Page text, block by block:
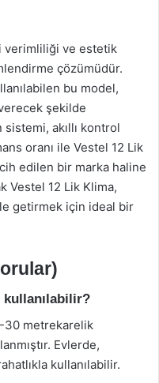
verimliliği ve estetik
çözümüdür.
bu model,
şekilde
akıllı kontrol
oranı ile Vestel 12 Lik
edilen bir marka haline
Vestel 12 Lik Klima,
getirmek için ideal bir
kullanılabilir?
30 metrekarelik
Evlerde,
kullanılabilir.